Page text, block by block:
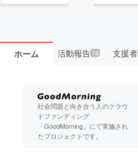
ホーム 活動報告18 支援者
社会問題と向き合う人のクラウ
ドファンディング
「GoodMorning」にて実施され
たプロジェクトです。